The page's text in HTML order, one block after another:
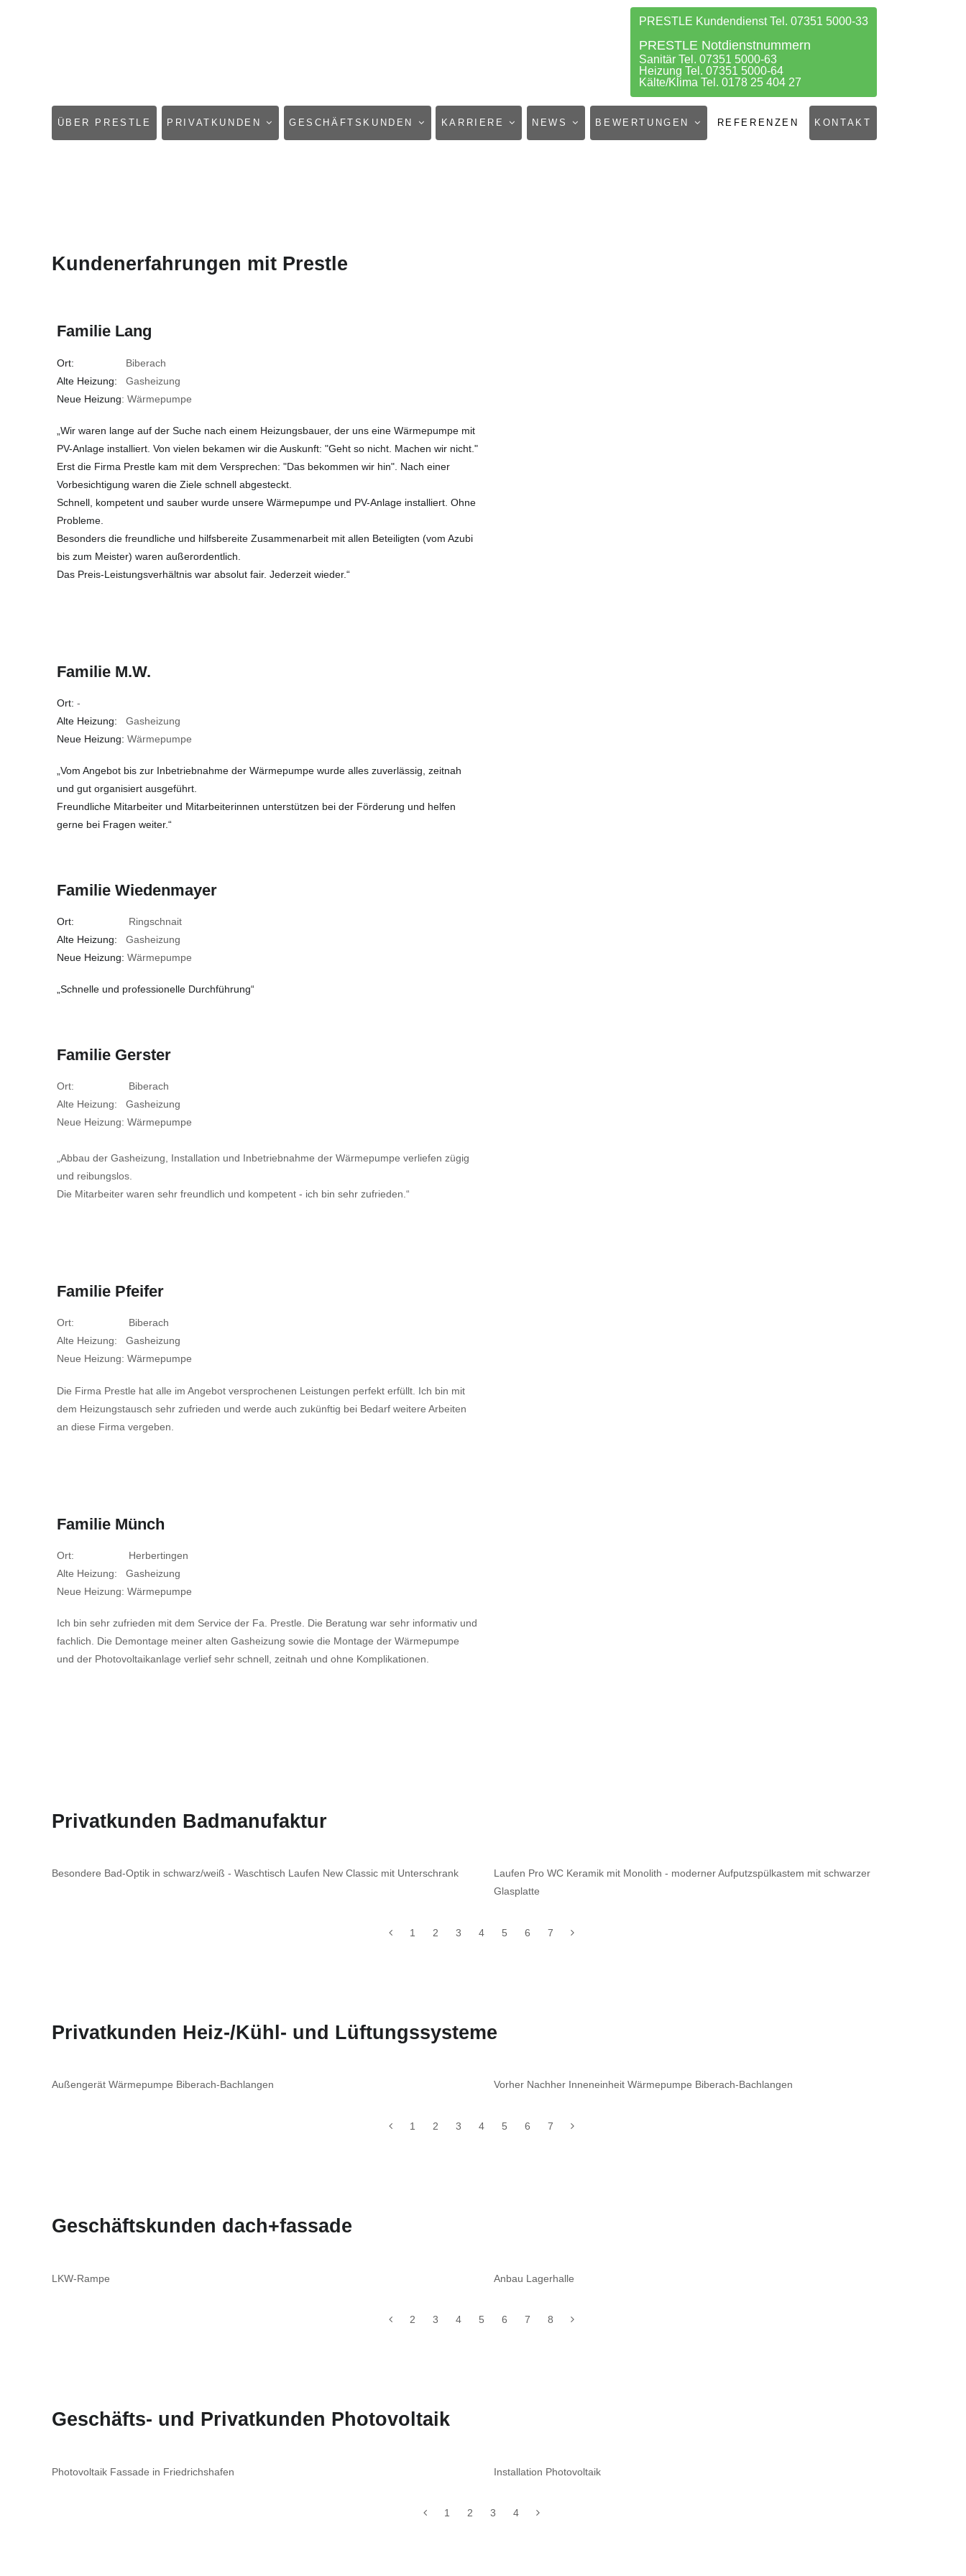
PRESTLE Kundendienst Tel. 07351 5000-33
PRESTLE Notdienstnummern
Sanitär Tel. 07351 5000-63
Heizung Tel. 07351 5000-64
Kälte/Klima Tel. 0178 25 404 27
NAVIGATION
ÜBER PRESTLE PRIVATKUNDEN GESCHÄFTSKUNDEN KARRIERE NEWS BEWERTUNGEN REFERENZEN KONTAKT
Kundenerfahrungen mit Prestle
Familie Lang
Ort: Biberach
Alte Heizung: Gasheizung
Neue Heizung: Wärmepumpe
„Wir waren lange auf der Suche nach einem Heizungsbauer, der uns eine Wärmepumpe mit
PV-Anlage installiert. Von vielen bekamen wir die Auskunft: "Geht so nicht. Machen wir nicht."
Erst die Firma Prestle kam mit dem Versprechen: "Das bekommen wir hin". Nach einer
Vorbesichtigung waren die Ziele schnell abgesteckt.
Schnell, kompetent und sauber wurde unsere Wärmepumpe und PV-Anlage installiert. Ohne
Probleme.
Besonders die freundliche und hilfsbereite Zusammenarbeit mit allen Beteiligten (vom Azubi
bis zum Meister) waren außerordentlich.
Das Preis-Leistungsverhältnis war absolut fair. Jederzeit wieder.“
Familie M.W.
Ort: -
Alte Heizung: Gasheizung
Neue Heizung: Wärmepumpe
„Vom Angebot bis zur Inbetriebnahme der Wärmepumpe wurde alles zuverlässig, zeitnah
und gut organisiert ausgeführt.
Freundliche Mitarbeiter und Mitarbeiterinnen unterstützen bei der Förderung und helfen
gerne bei Fragen weiter.“
Familie Wiedenmayer
Ort: Ringschnait
Alte Heizung: Gasheizung
Neue Heizung: Wärmepumpe
„Schnelle und professionelle Durchführung“
Familie Gerster
Ort: Biberach
Alte Heizung: Gasheizung
Neue Heizung: Wärmepumpe
„Abbau der Gasheizung, Installation und Inbetriebnahme der Wärmepumpe verliefen zügig
und reibungslos.
Die Mitarbeiter waren sehr freundlich und kompetent - ich bin sehr zufrieden.“
Familie Pfeifer
Ort: Biberach
Alte Heizung: Gasheizung
Neue Heizung: Wärmepumpe
Die Firma Prestle hat alle im Angebot versprochenen Leistungen perfekt erfüllt. Ich bin mit
dem Heizungstausch sehr zufrieden und werde auch zukünftig bei Bedarf weitere Arbeiten
an diese Firma vergeben.
Familie Münch
Ort: Herbertingen
Alte Heizung: Gasheizung
Neue Heizung: Wärmepumpe
Ich bin sehr zufrieden mit dem Service der Fa. Prestle. Die Beratung war sehr informativ und
fachlich. Die Demontage meiner alten Gasheizung sowie die Montage der Wärmepumpe
und der Photovoltaikanlage verlief sehr schnell, zeitnah und ohne Komplikationen.
Privatkunden Badmanufaktur
Besondere Bad-Optik in schwarz/weiß - Waschtisch Laufen New Classic mit Unterschrank
Laufen Pro WC Keramik mit Monolith - moderner Aufputzspülkastem mit schwarzer
Glasplatte
1 2 3 4 5 6 7
Privatkunden Heiz-/Kühl- und Lüftungssysteme
Außengerät Wärmepumpe Biberach-Bachlangen Vorher Nachher Inneneinheit Wärmepumpe Biberach-Bachlangen
1 2 3 4 5 6 7
Geschäftskunden dach+fassade
LKW-Rampe Anbau Lagerhalle
2 3 4 5 6 7 8
Geschäfts- und Privatkunden Photovoltaik
Photovoltaik Fassade in Friedrichshafen Installation Photovoltaik
1 2 3 4